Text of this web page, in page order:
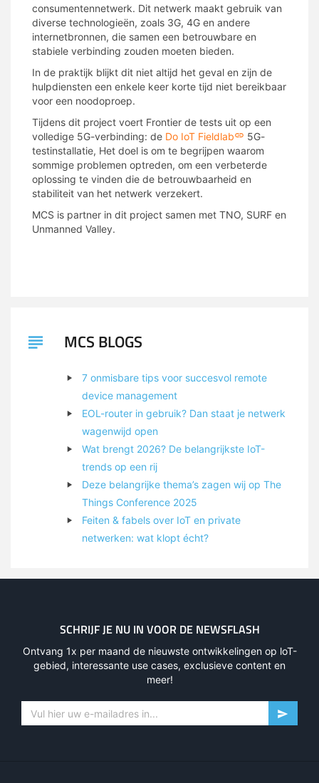
consumentennetwerk. Dit netwerk maakt gebruik van
diverse technologieën, zoals 3G, 4G en andere
internetbronnen, die samen een betrouwbare en
stabiele verbinding zouden moeten bieden.
In de praktijk blijkt dit niet altijd het geval en zijn de
hulpdiensten een enkele keer korte tijd niet bereikbaar
voor een noodoproep.
Tijdens dit project voert Frontier de tests uit op een
volledige 5G-verbinding: de Do IoT Fieldlab
5G-
testinstallatie, Het doel is om te begrijpen waarom
sommige problemen optreden, om een verbeterde
oplossing te vinden die de betrouwbaarheid en
stabiliteit van het netwerk verzekert.
MCS is partner in dit project samen met TNO, SURF en
Unmanned Valley.
MCS BLOGS
7 onmisbare tips voor succesvol remote
device management
EOL-router in gebruik? Dan staat je netwerk
wagenwijd open
Wat brengt 2026? De belangrijkste IoT-
trends op een rij
Deze belangrijke thema’s zagen wij op The
Things Conference 2025
Feiten & fabels over IoT en private
netwerken: wat klopt écht?
SCHRIJF JE NU IN VOOR DE NEWSFLASH
Ontvang 1x per maand de nieuwste ontwikkelingen op loT-
gebied, interessante use cases, exclusieve content en
meer!